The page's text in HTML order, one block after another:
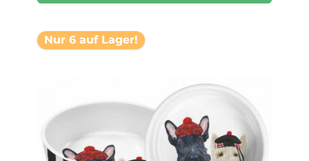
Nur 6 auf Lager!